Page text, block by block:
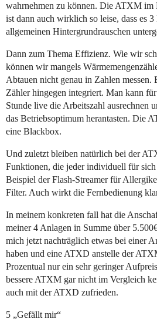
wahrnehmen zu können. Die ATXM im
ist dann auch wirklich so leise, dass es
allgemeinen Hintergrundrauschen
Dann zum Thema Effizienz. Wie wir
können wir mangels
Abtauen nicht genau in Zahlen messen.
Zähler hingegen integriert. Man kann
Stunde live die Arbeitszahl ausrechnen
das Betriebsoptimum herantasten. Die
eine Blackbox.
Und zuletzt bleiben natürlich bei der
Funktionen, die jeder individuell für
Beispiel der Flash-Streamer für
Filter. Auch wirkt die Fernbedienung
In meinem konkreten fall hat die
meiner 4 Anlagen in Summe über
mich jetzt nachträglich etwas bei einer
haben und eine ATXD anstelle der
Prozentual nur ein sehr geringer
bessere ATXM gar nicht im Vergleich
auch mit der ATXD zufrieden.
5 „Gefällt mir“